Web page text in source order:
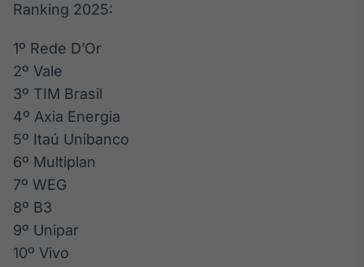
Ranking 2025:
1º Rede D’Or
2º Vale
3º TIM Brasil
4º Axia Energia
5º Itaú Unibanco
6º Multiplan
7º WEG
8º B3
9º Unipar
10º Vivo